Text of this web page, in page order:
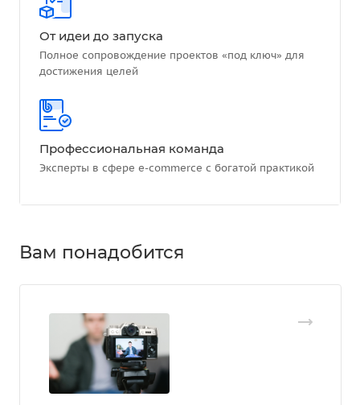
От идеи до запуска
Полное сопровождение проектов «под ключ» для
достижения целей
Профессиональная команда
Эксперты в сфере e-commerce с богатой практикой
Вам понадобится